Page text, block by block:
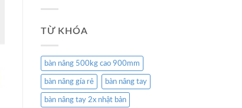
TỪ KHÓA
bàn nâng 500kg cao 900mm
bàn nâng gía rẻ bàn nâng tay
bàn nâng tay 2x nhật bản